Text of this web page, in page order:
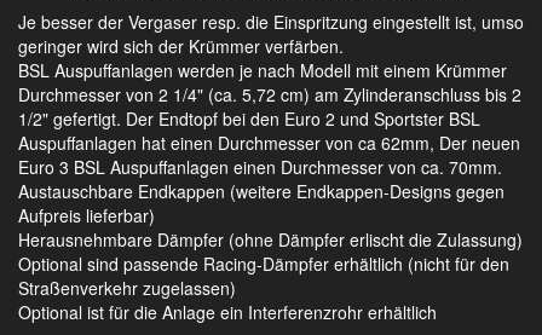
Je besser der Vergaser resp. die Einspritzung eingestellt ist, umso
geringer wird sich der Krümmer verfärben.
BSL Auspuffanlagen werden je nach Modell mit einem Krümmer
Durchmesser von 2 1/4" (ca. 5,72 cm) am Zylinderanschluss bis 2
1/2" gefertigt. Der Endtopf bei den Euro 2 und Sportster BSL
Auspuffanlagen hat einen Durchmesser von ca 62mm, Der neuen
Euro 3 BSL Auspuffanlagen einen Durchmesser von ca. 70mm.
Austauschbare Endkappen (weitere Endkappen-Designs gegen
Aufpreis lieferbar)
Herausnehmbare Dämpfer (ohne Dämpfer erlischt die Zulassung)
Optional sind passende Racing-Dämpfer erhältlich (nicht für den
Straßenverkehr zugelassen)
Optional ist für die Anlage ein Interferenzrohr erhältlich